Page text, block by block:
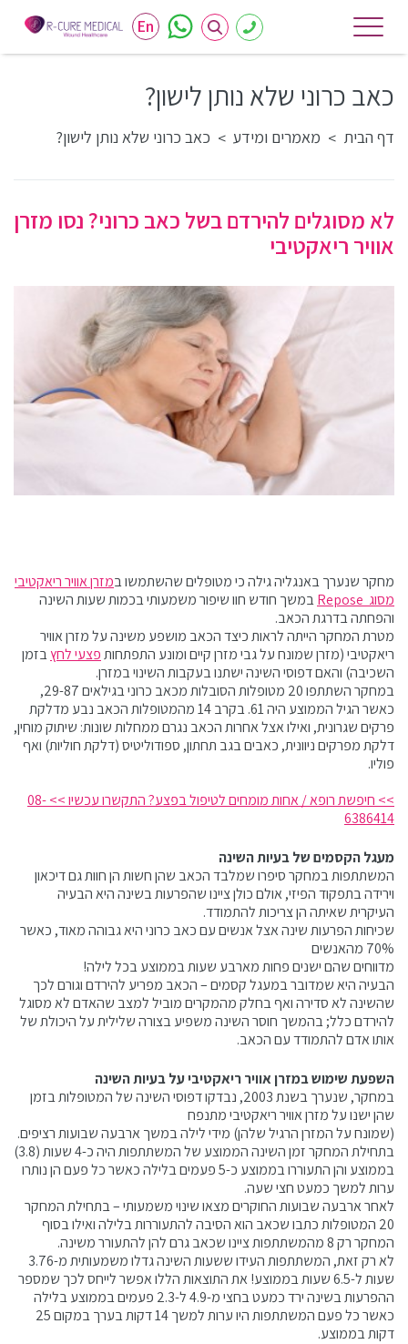
En
כאב כרוני שלא נותן לישון?
דף הבית > מאמרים ומידע > כאב כרוני שלא נותן לישון?
לא מסוגלים להירדם בשל כאב כרוני? נסו מזרן
אוויר ריאקטיבי
מחקר שנערך באנגליה גילה כי מטופלים שהשתמשו במזרן אוויר ריאקטיבי
מסוג Repose
במשך חודש חוו שיפור משמעותי בכמות שעות השינה
והפחתה בדרגת הכאב.
מטרת המחקר הייתה לראות כיצד הכאב מושפע משינה על מזרן אוויר
ריאקטיבי (מזרן שמונח על גבי מזרן קיים ומונע התפתחותפצעי לחץבזמן
השכיבה) והאם דפוסי השינה ישתנו בעקבות השינוי במזרן.
במחקר השתתפו 20 מטופלות הסובלות מכאב כרוני בגילאים 29-87,
כאשר הגיל הממוצע היה 61. בקרב 14 מהמטופלות הכאב נבע מדלקת
פרקים שגרונית, ואילו אצל אחרות הכאב נגרם ממחלות שונות: שיתוק מוחין,
דלקת מפרקים ניוונית, כאבים בגב תחתון, ספודוליטיס (דלקת חוליות) ואף
פוליו.
>> חיפשת רופא / אחות מומחים לטיפול בפצע? התקשרו עכשיו >> 08-
6386414
מעגל הקסמים של בעיות השינה
המשתתפות במחקר סיפרו שמלבד הכאב שהן חשות הן חוות גם דיכאון
וירידה בתפקוד הפיזי, אולם כולן ציינו שהפרעות בשינה היא הבעיה
העיקרית שאיתה הן צריכות להתמודד.
שכיחות הפרעות שינה אצל אנשים עם כאב כרוני היא גבוהה מאוד, כאשר
70% מהאנשים
מדווחים שהם ישנים פחות מארבע שעות בממוצע בכל לילה!
הבעיה היא שמדובר במעגל קסמים – הכאב מפריע להירדם וגורם לכך
שהשינה לא סדירה ואף בחלק מהמקרים מוביל למצב שהאדם לא מסוגל
להירדם כלל; בהמשך חוסר השינה משפיע בצורה שלילית על היכולת של
אותו אדם להתמודד עם הכאב.
השפעת שימוש במזרן אוויר ריאקטיבי על בעיות השינה
במחקר, שנערך בשנת 2003, נבדקו דפוסי השינה של המטופלות בזמן
שהן ישנו על מזרן אוויר ריאקטיבי מתנפח
(שמונח על המזרן הרגיל שלהן) מידי לילה במשך ארבעה שבועות רציפים.
בתחילת המחקר זמן השינה הממוצע של המשתתפות היה כ-4 שעות (3.8)
בממוצע והן התעוררו בממוצע כ-5 פעמים בלילה כאשר כל פעם הן נותרו
ערות למשך כמעט חצי שעה.
לאחר ארבעה שבועות החוקרים מצאו שינוי משמעותי – בתחילת המחקר
20 המטופלות כתבו שכאב הוא הסיבה להתעוררות בלילה ואילו בסוף
המחקר רק 8 מהמשתתפות ציינו שכאב גרם להן להתעורר משינה.
לא רק זאת, המשתתפות העידו ששעות השינה גדלו משמעותית מ-3.76
שעות ל-6.5 שעות בממוצע! את התוצאות הללו אפשר לייחס לכך שמספר
ההפרעות בשינה ירד כמעט בחצי מ-4.9 ל-2.3 פעמים בממוצע בלילה
כאשר כל פעם המשתתפות היו ערות למשך 14 דקות בערך במקום 25
דקות בממוצע.